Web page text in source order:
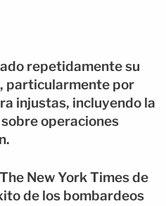
repetidamente su
particularmente por
injustas, incluyendo la
operaciones
New York Times de
de los bombardeos